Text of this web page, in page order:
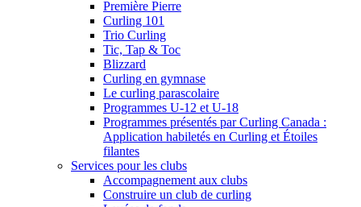
Première Pierre
Curling 101
Trio Curling
Tic, Tap & Toc
Blizzard
Curling en gymnase
Le curling parascolaire
Programmes U-12 et U-18
Programmes présentés par Curling Canada :
Application habiletés en Curling et Étoiles
filantes
Services pour les clubs
Accompagnement aux clubs
Construire un club de curling